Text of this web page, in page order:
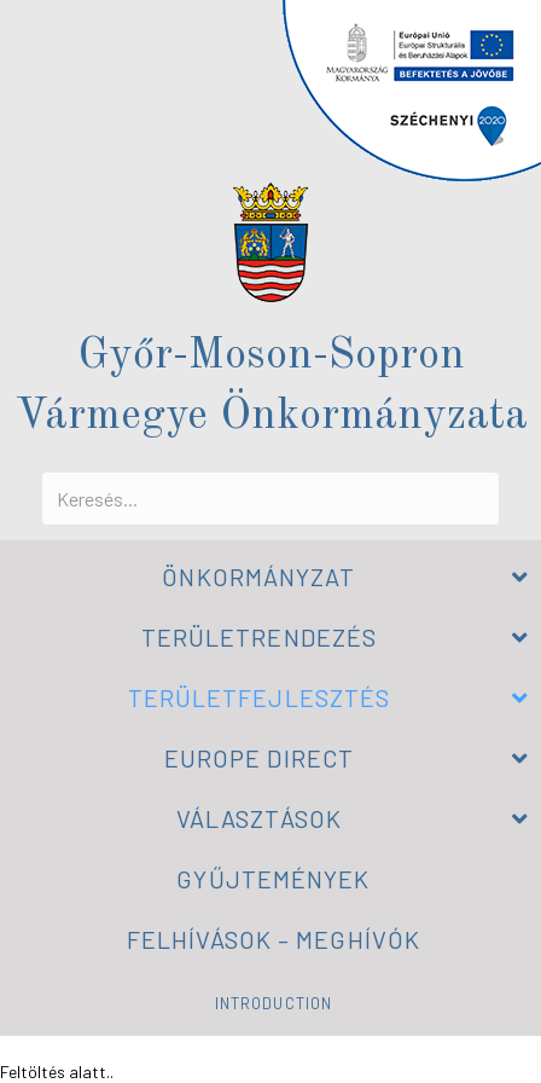
Győr-Moson-Sopron
Vármegye Önkormányzata
ÖNKORMÁNYZAT
TERÜLETRENDEZÉS
TERÜLETFEJLESZTÉS
EUROPE DIRECT
VÁLASZTÁSOK
GYŰJTEMÉNYEK
FELHÍVÁSOK – MEGHÍVÓK
INTRODUCTION
Feltöltés alatt..